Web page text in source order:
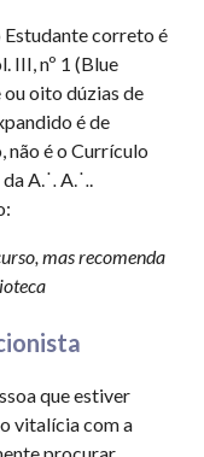
correto é
III, nº 1 (Blue
ou oito dúzias de
é de
não é o Currículo
da A⸫ A⸫.
mas recomenda
que estiver
vitalícia com a